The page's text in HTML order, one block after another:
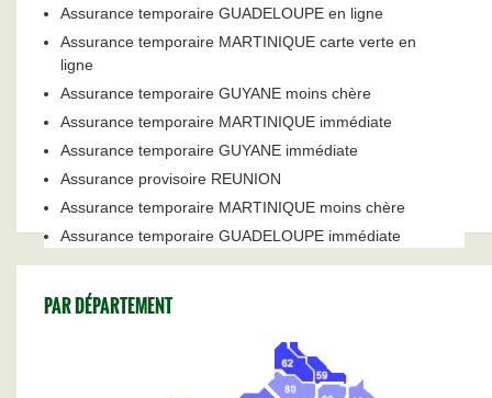
Assurance temporaire GUADELOUPE en ligne
Assurance temporaire MARTINIQUE carte verte en
ligne
Assurance temporaire GUYANE moins chère
Assurance temporaire MARTINIQUE immédiate
Assurance temporaire GUYANE immédiate
Assurance provisoire REUNION
Assurance temporaire MARTINIQUE moins chère
Assurance temporaire GUADELOUPE immédiate
PAR DÉPARTEMENT